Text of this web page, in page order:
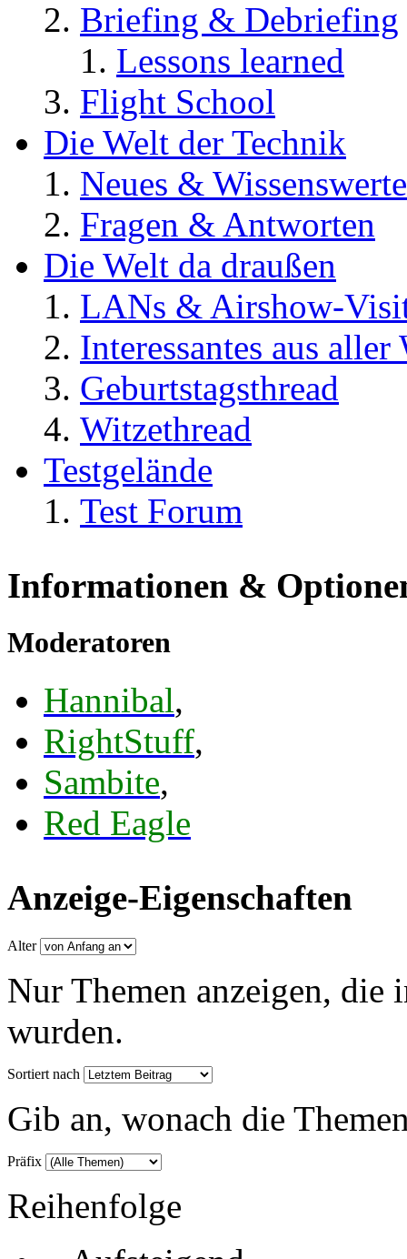
Briefing & Debriefing
Lessons learned
Flight School
Die Welt der Technik
Neues &
Fragen & Antworten
Die Welt da draußen
LANs & Airshow-
Interessantes aus aller
Geburtstagsthread
Witzethread
Testgelände
Test Forum
Informationen &
Moderatoren
Hannibal,
RightStuff,
Sambite,
Red Eagle
Anzeige-Eigenschaften
Alter
Nur Themen anzeigen, die
wurden.
Sortiert nach
Gib an, wonach die
Präfix
Reihenfolge